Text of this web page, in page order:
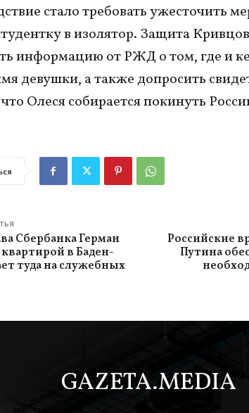
стало требовать ужесточить
в изолятор. Защита
информацию от РЖД о том, где и
девушки, а также допросить
Олеся собирается покинуть
Сбербанка Герман
в Баден-
туда на служебных
Российские
Путина
GAZETA.MEDIA